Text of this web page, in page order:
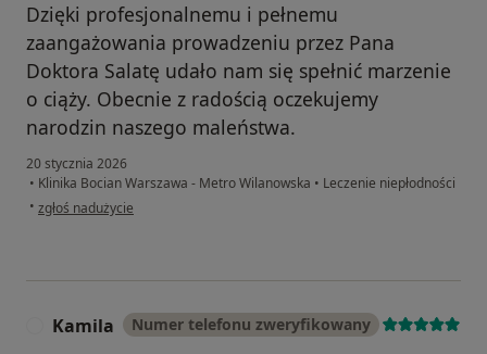
Dzięki profesjonalnemu i pełnemu
zaangażowania prowadzeniu przez Pana
Doktora Salatę udało nam się spełnić marzenie
o ciąży. Obecnie z radością oczekujemy
narodzin naszego maleństwa.
20 stycznia 2026
• Klinika Bocian Warszawa - Metro Wilanowska • Leczenie niepłodności
• w opinii użytkownika Sandra
zgłoś nadużycie
Kamila Numer telefonu zweryfikowany